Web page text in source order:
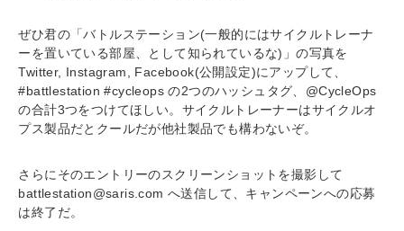
ぜひ君の「バトルステーション(一般的にはサイクルトレーナ
ーを置いている部屋、として知られているな)」の写真を
Twitter, Instagram, Facebook(公開設定)にアップして、
#battlestation #cycleops の2つのハッシュタグ、@CycleOps
の合計3つをつけてほしい。サイクルトレーナーはサイクルオ
プス製品だとクールだが他社製品でも構わないぞ。
さらにそのエントリーのスクリーンショットを撮影して
battlestation@saris.com へ送信して、キャンペーンへの応募
は終了だ。